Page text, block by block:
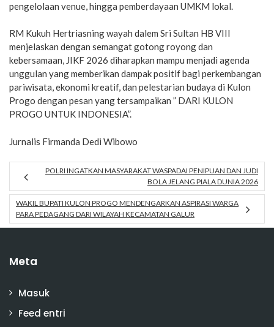
pengelolaan venue, hingga pemberdayaan UMKM lokal.
RM Kukuh Hertriasning wayah dalem Sri Sultan HB VIII
menjelaskan dengan semangat gotong royong dan
kebersamaan, JIKF 2026 diharapkan mampu menjadi agenda
unggulan yang memberikan dampak positif bagi perkembangan
pariwisata, ekonomi kreatif, dan pelestarian budaya di Kulon
Progo dengan pesan yang tersampaikan ” DARI KULON
PROGO UNTUK INDONESIA”.
Jurnalis Firmanda Dedi Wibowo
POLRI INGATKAN MASYARAKAT WASPADAI PENIPUAN DAN JUDI
BOLA JELANG PIALA DUNIA 2026
WAKIL BUPATI KULON PROGO MENDENGARKAN ASPIRASI WARGA
PARA PEDAGANG DARI WILAYAH KECAMATAN GALUR
Meta
Masuk
Feed entri